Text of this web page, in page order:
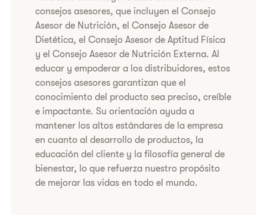
consejos asesores, que incluyen el Consejo
Asesor de Nutrición, el Consejo Asesor de
Dietética, el Consejo Asesor de Aptitud Física
y el Consejo Asesor de Nutrición Externa. Al
educar y empoderar a los distribuidores, estos
consejos asesores garantizan que el
conocimiento del producto sea preciso, creíble
e impactante. Su orientación ayuda a
mantener los altos estándares de la empresa
en cuanto al desarrollo de productos, la
educación del cliente y la filosofía general de
bienestar, lo que refuerza nuestro propósito
de mejorar las vidas en todo el mundo.